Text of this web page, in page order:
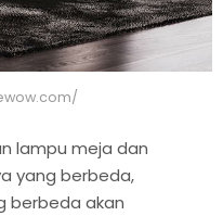
lampu meja dan
yang berbeda,
berbeda akan